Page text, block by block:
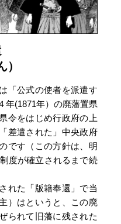
）
「公式の使者を派遣す
年(1871年）の廃藩置県
令をはじめ行政府の上
差遣された」中央政府
です（この方針は、明
度が確立されるまで続
れた「版籍奉還」で当
）はというと、この廃
られて旧藩に残された